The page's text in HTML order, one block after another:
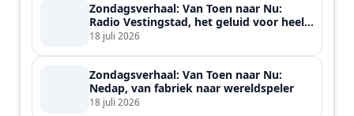
Zondagsverhaal: Van Toen naar Nu:
Radio Vestingstad, het geluid voor heel
de streek
18 juli 2026
Zondagsverhaal: Van Toen naar Nu:
Nedap, van fabriek naar wereldspeler
18 juli 2026